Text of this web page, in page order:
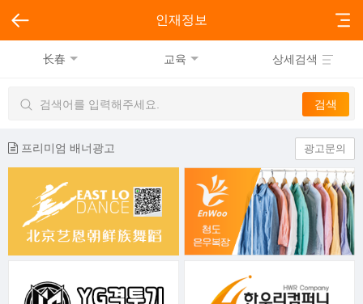
인재정보
长春 교육 상세검색
프리미엄 배너광고 광고문의